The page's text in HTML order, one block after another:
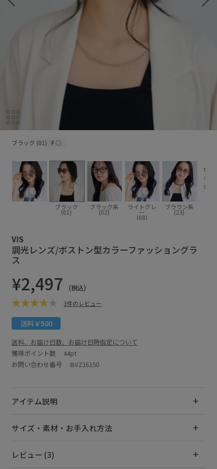
ブラック (01) F○
ブラック
(01)
ブラック系
(02)
ライトグレ
ー
(08)
ブラウン系
(23)
VIS
調光レンズ/ボストン型カラーファッショングラ
ス
¥2,497 (税込)
3件のレビュー
送料￥500
送料、お届け日数、お届け日時指定について
獲得ポイント数 44pt
お問い合わせ番号 BVZ16150
アイテム説明
サイズ・素材・お手入れ方法
レビュー (3)